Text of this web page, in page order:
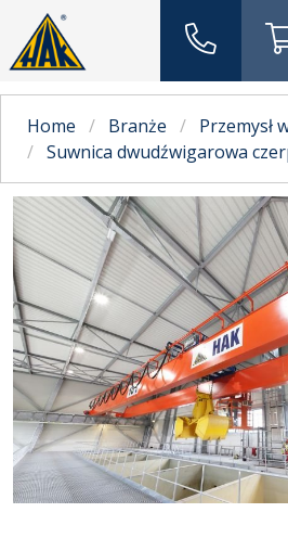
Home Branże
Przemysł
Suwnica dwudźwigarowa